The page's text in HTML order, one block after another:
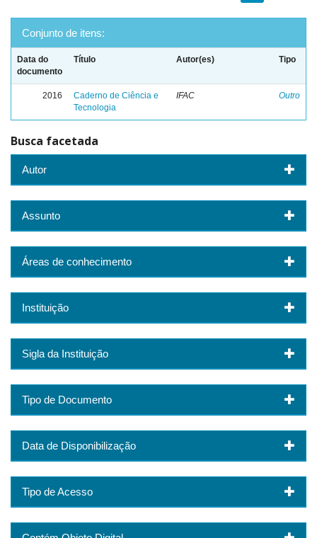
Conjunto de itens:
Data do
documento
Título Autor(es) Tipo
2016
Caderno de Ciência e
Tecnologia
IFAC Outro
Busca facetada
Autor
Assunto
Áreas de conhecimento
Instituição
Sigla da Instituição
Tipo de Documento
Data de Disponibilização
Tipo de Acesso